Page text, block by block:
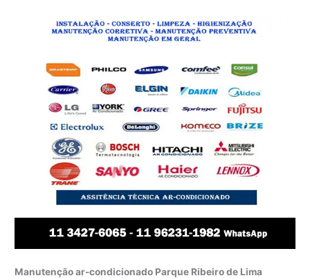
Manutenção ar-condicionado Parque Ribeiro de Lima